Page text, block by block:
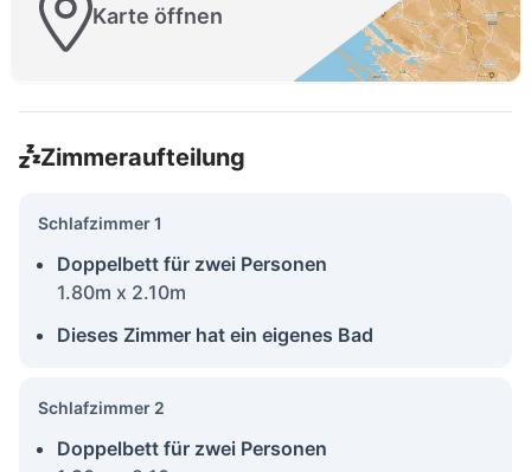
Karte öffnen
Zimmeraufteilung
Schlafzimmer 1
Doppelbett für zwei Personen
1.80m x 2.10m
Dieses Zimmer hat ein eigenes Bad
Schlafzimmer 2
Doppelbett für zwei Personen